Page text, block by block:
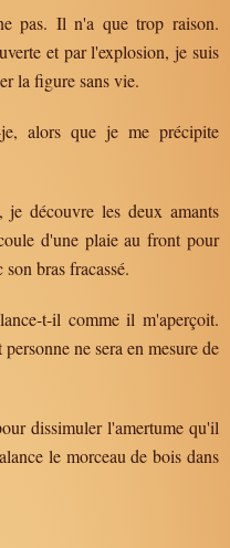
pas. Il n'a que trop raison.
et par l'explosion, je suis
la figure sans vie.
alors que je me précipite
je découvre les deux amants
d'une plaie au front pour
bras fracassé.
t-il comme il m'aperçoit.
ne sera en mesure de
dissimuler l'amertume qu'il
le morceau de bois dans